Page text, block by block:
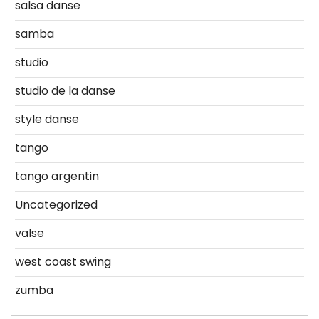
salsa danse
samba
studio
studio de la danse
style danse
tango
tango argentin
Uncategorized
valse
west coast swing
zumba